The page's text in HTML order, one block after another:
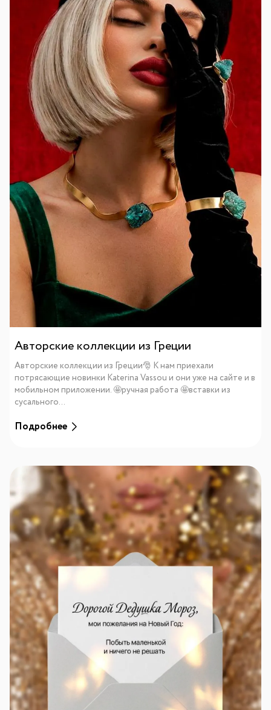
Авторские коллекции из Греции
Авторские коллекции из Греции🎅 К нам приехали
потрясающие новинки Katerina Vassou и они уже на сайте и в
мобильном приложении. 🤩ручная работа 🤩вставки из
сусального...
Подробнее